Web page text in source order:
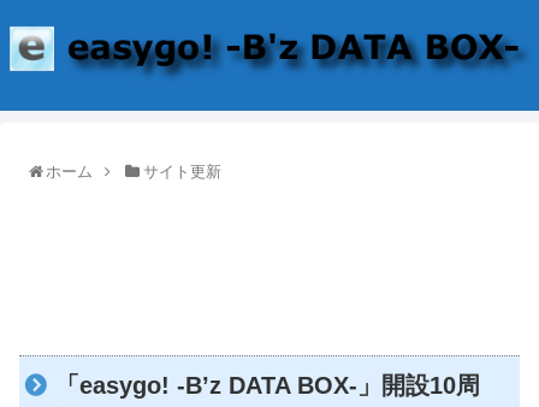
ホーム サイト更新
「easygo! -B’z DATA BOX-」開設10周